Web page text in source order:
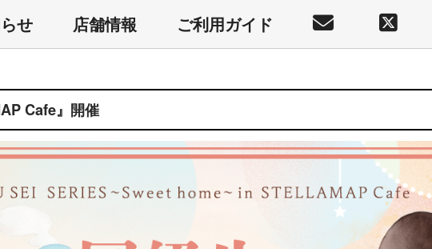
せ 店舗情報 ご利用ガイド
Cafe』開催